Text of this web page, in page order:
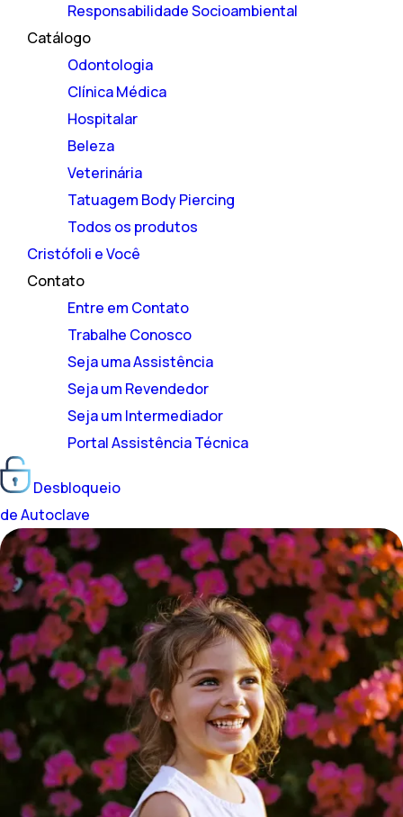
Responsabilidade Socioambiental
Catálogo
Odontologia
Clínica Médica
Hospitalar
Beleza
Veterinária
Tatuagem Body Piercing
Todos os produtos
Cristófoli e Você
Contato
Entre em Contato
Trabalhe Conosco
Seja uma Assistência
Seja um Revendedor
Seja um Intermediador
Portal Assistência Técnica
Desbloqueio
de Autoclave